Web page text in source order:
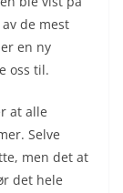
de mest
en ny
oss til.
at alle
Selve
men det at
det hele